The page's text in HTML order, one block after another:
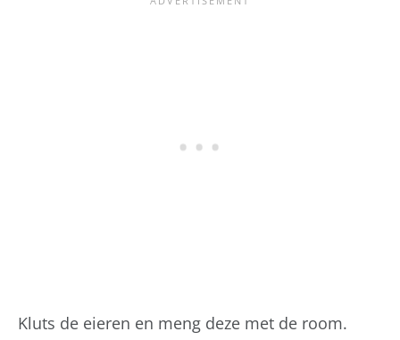
Kluts de eieren en meng deze met de room.